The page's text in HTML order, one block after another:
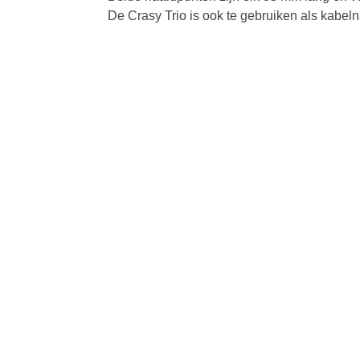
De Crasy Trio is ook te gebruiken als